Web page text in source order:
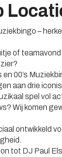
–
of
en 00’s
aan drie
spel vol
Wij komen
ontwikkeld
tot DJ Paul